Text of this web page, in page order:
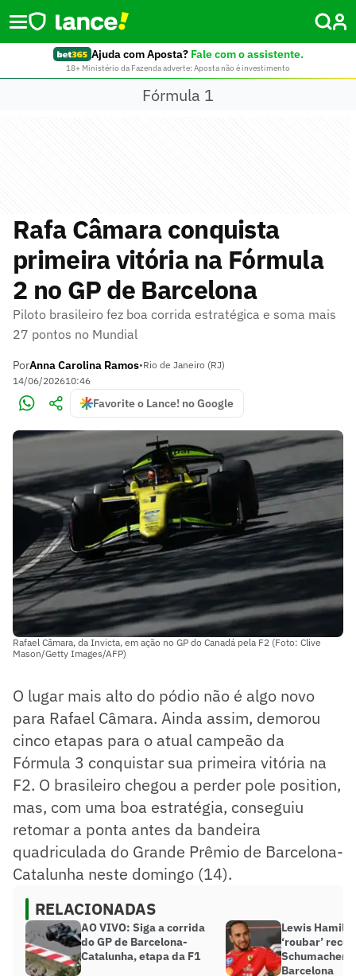
Ajuda com Aposta? Fale com o assistente.
18+ Ministério da Fazenda adverte: Aposta não é investimento
Fórmula 1
Rafa Câmara conquista
primeira vitória na Fórmula
2 no GP de Barcelona
Piloto brasileiro fez boa corrida estratégica e soma mais
27 pontos no Mundial
PorAnna Carolina Ramos•Rio de Janeiro (RJ)
14/06/202610:46
Favorite o Lance! no Google
Rafael Câmara, da Invicta, em ação no GP do Canadá pela F2 (Foto: Clive
Mason/Getty Images/AFP)
O lugar mais alto do pódio não é algo novo
para Rafael Câmara. Ainda assim, demorou
cinco etapas para o atual campeão da
Fórmula 3 conquistar sua primeira vitória na
F2. O brasileiro chegou a perder pole position,
mas, com uma boa estratégia, conseguiu
retomar a ponta antes da bandeira
quadriculada do Grande Prêmio de Barcelona-
Catalunha neste domingo (14).
RELACIONADAS
AO VIVO: Siga a corrida
do GP de Barcelona-
Catalunha, etapa da F1
Lewis
‘roubar’
Schumacher
Barcelona